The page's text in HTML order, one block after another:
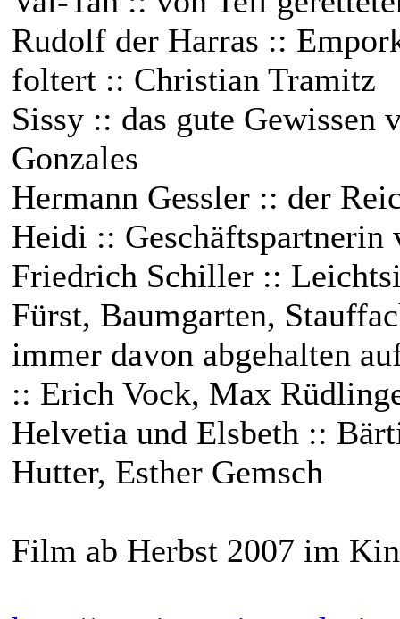
Rudolf der Harras ::
foltert :: Christian Tramitz
Sissy :: das gute
Gonzales
Hermann Gessler :: der
Heidi ::
Friedrich Schiller ::
Fürst, Baumgarten,
immer davon abgehalten
:: Erich Vock, Max
Helvetia und Elsbeth ::
Hutter, Esther Gemsch
Film ab Herbst 2007 im